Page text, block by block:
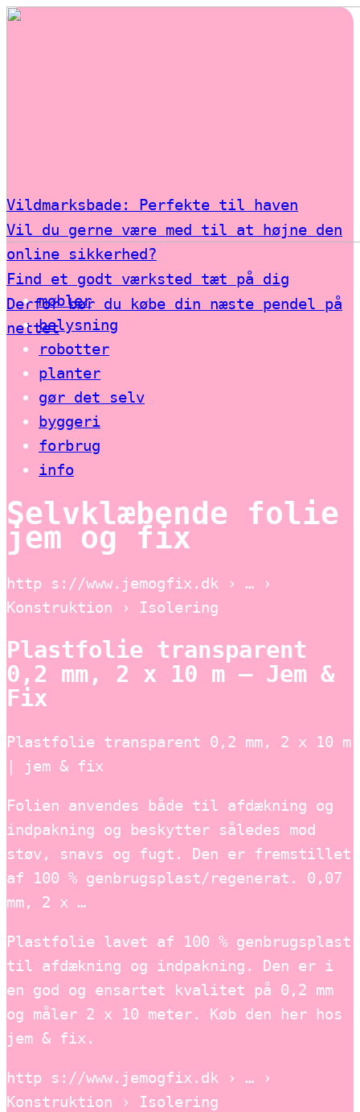
Vildmarksbade: Perfekte til haven
Vil du gerne være med til at højne den
online sikkerhed?
Find et godt værksted tæt på dig
Derfor bør du købe din næste pendel på
nettet
møbler
belysning
robotter
planter
gør det selv
byggeri
forbrug
info
Selvklæbende folie
jem og fix
http s://www.jemogfix.dk › … ›
Konstruktion › Isolering
Plastfolie transparent
0,2 mm, 2 x 10 m – Jem &
Fix
Plastfolie transparent 0,2 mm, 2 x 10 m
| jem & fix
Folien anvendes både til afdækning og
indpakning og beskytter således mod
støv, snavs og fugt. Den er fremstillet
af 100 % genbrugsplast/regenerat. 0,07
mm, 2 x …
Plastfolie lavet af 100 % genbrugsplast
til afdækning og indpakning. Den er i
en god og ensartet kvalitet på 0,2 mm
og måler 2 x 10 meter. Køb den her hos
jem & fix.
http s://www.jemogfix.dk › … ›
Konstruktion › Isolering